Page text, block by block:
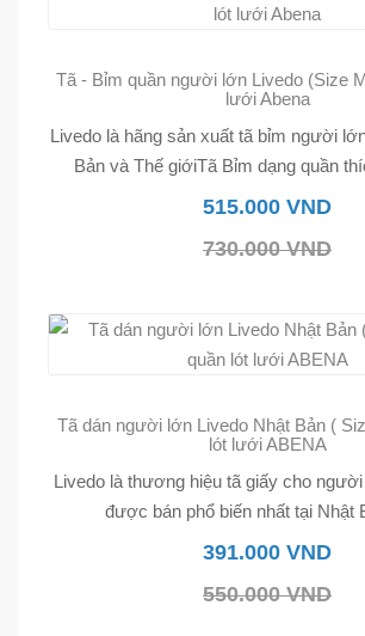
Tã - Bỉm quần người lớn Livedo (Size
lưới Abena
Livedo là hãng sản xuất tã bỉm người
Bản và Thế giớiTã Bỉm dạng quần
515.000 VND
730.000 VND
Tã dán người lớn Livedo Nhật Bản (
lót lưới ABENA
Livedo là thương hiệu tã giấy cho
được bán phổ biến nhất tại Nhật
391.000 VND
550.000 VND